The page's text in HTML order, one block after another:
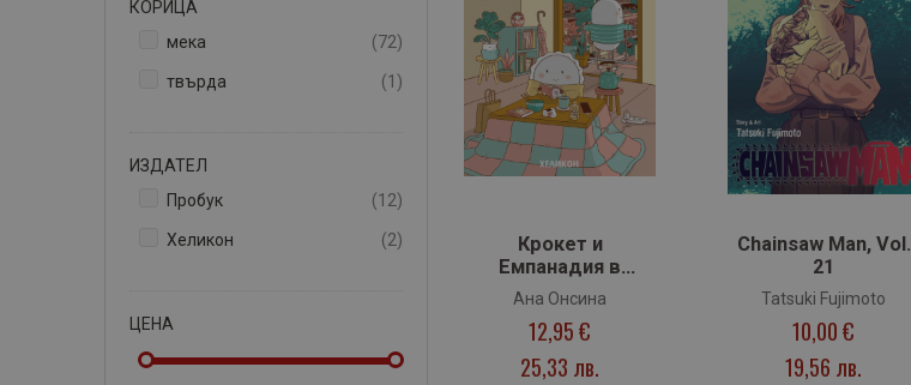
Крокет и
Емпанадия в
Япония
Ана Онсина
12,95 €
25,33 лв.
Chainsaw Man, Vol.
21
Tatsuki Fujimoto
10,00 €
19,56 лв.
КОРИЦА
мека
72артикули
твърда 1 артикул
ИЗДАТЕЛ
Пробук
12артикули
Хеликон 2артикули
ЦЕНА